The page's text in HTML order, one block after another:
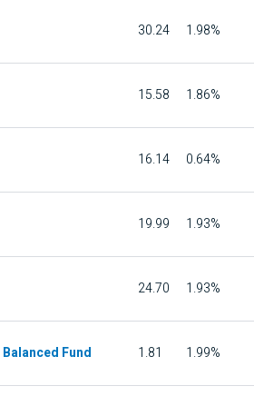
30.24 1.98%
15.58 1.86%
16.14 0.64%
19.99 1.93%
24.70 1.93%
Fund 1.81 1.99%